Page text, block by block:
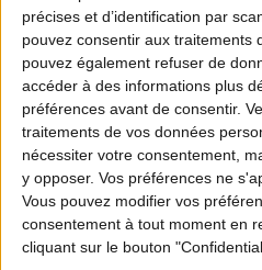
précises et d’identification par
pouvez consentir aux traitements
pouvez également refuser de
accéder à des informations plus
préférences avant de consentir.
traitements de vos données
nécessiter votre consentement,
y opposer. Vos préférences ne
Vous pouvez modifier vos
consentement à tout moment en
cliquant sur le bouton